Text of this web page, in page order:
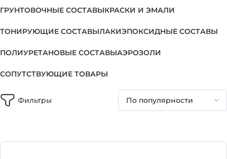
ГРУНТОВОЧНЫЕ СОСТАВЫКРАСКИ И ЭМАЛИ
ТОНИРУЮЩИЕ СОСТАВЫЛАКИЭПОКСИДНЫЕ СОСТАВЫ
ПОЛИУРЕТАНОВЫЕ СОСТАВЫАЭРОЗОЛИ
СОПУТСТВУЮЩИЕ ТОВАРЫ
Фильтры